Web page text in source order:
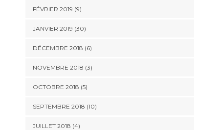
FÉVRIER 2019 (9)
JANVIER 2019 (30)
DÉCEMBRE 2018 (6)
NOVEMBRE 2018 (3)
OCTOBRE 2018 (5)
SEPTEMBRE 2018 (10)
JUILLET 2018 (4)